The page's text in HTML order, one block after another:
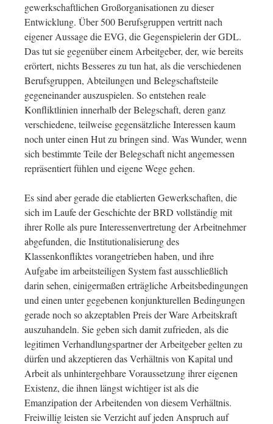
gewerkschaftlichen Großorganisationen zu dieser
Entwicklung. Über 500 Berufsgruppen vertritt nach
eigener Aussage die EVG, die Gegenspielerin der GDL.
Das tut sie gegenüber einem Arbeitgeber, der, wie bereits
erörtert, nichts Besseres zu tun hat, als die verschiedenen
Berufsgruppen, Abteilungen und Belegschaftsteile
gegeneinander auszuspielen. So entstehen reale
Konfliktlinien innerhalb der Belegschaft, deren ganz
verschiedene, teilweise gegensätzliche Interessen kaum
noch unter einen Hut zu bringen sind. Was Wunder, wenn
sich bestimmte Teile der Belegschaft nicht angemessen
repräsentiert fühlen und eigene Wege gehen.
Es sind aber gerade die etablierten Gewerkschaften, die
sich im Laufe der Geschichte der BRD vollständig mit
ihrer Rolle als pure Interessenvertretung der Arbeitnehmer
abgefunden, die Institutionalisierung des
Klassenkonfliktes vorangetrieben haben, und ihre
Aufgabe im arbeitsteiligen System fast ausschließlich
darin sehen, einigermaßen erträgliche Arbeitsbedingungen
und einen unter gegebenen konjunkturellen Bedingungen
gerade noch so akzeptablen Preis der Ware Arbeitskraft
auszuhandeln. Sie geben sich damit zufrieden, als die
legitimen Verhandlungspartner der Arbeitgeber gelten zu
dürfen und akzeptieren das Verhältnis von Kapital und
Arbeit als unhintergehbare Voraussetzung ihrer eigenen
Existenz, die ihnen längst wichtiger ist als die
Emanzipation der Arbeitenden von diesem Verhältnis.
Freiwillig leisten sie Verzicht auf jeden Anspruch auf